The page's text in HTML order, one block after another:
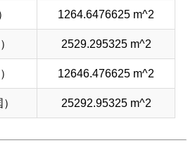
1264.6476625 m^2
2529.295325 m^2
12646.476625 m^2
25292.95325 m^2